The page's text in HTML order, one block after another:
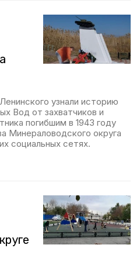
узнали историю
Вод от захватчиков и
погибшим в 1943 году
Минераловодского округа
социальных сетях.